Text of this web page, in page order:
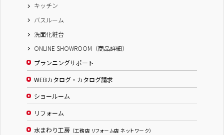
キッチン
バスルーム
洗面化粧台
ONLINE SHOWROOM（商品詳細）
プランニングサポート
WEBカタログ・カタログ請求
ショールーム
リフォーム
水まわり工房 （工務店 リフォーム店 ネットワーク）